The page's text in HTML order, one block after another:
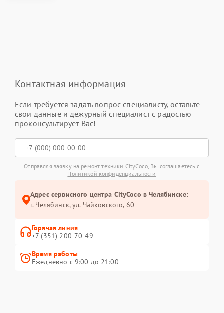
Контактная информация
Если требуется задать вопрос специалисту, оставьте
свои данные и дежурный специалист с радостью
проконсультирует Вас!
Отправляя заявку на ремонт техники CityCoco, Вы соглашаетесь с
Политикой конфиденциальности
Адрес сервисного центра CityCoco в Челябинске:
г. Челябинск, ул. Чайковского, 60
Горячая линия
+7 (351) 200-70-49
Время работы
Ежедневно с 9:00 до 21:00